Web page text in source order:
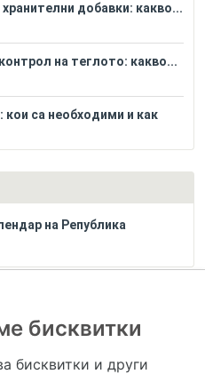
добавки: какво...
на теглото: какво...
кои са необходими и как
на Република
бисквитки
бисквитки и други